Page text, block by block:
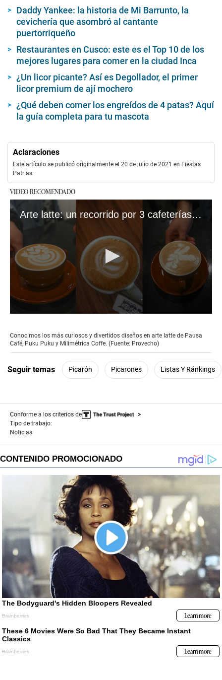
Daddy Yankee: la historia de Mi Barrunto, la
cevichería que asombró al cantante
puertorriqueño
Restaurantes en Cusco: este es el Top 10 de los
mejores lugares para comer en la ciudad Inca
¿Un licor picante? Así es Degollador, el primer
licor premium de ají mochero
¿Qué deben comer los engreídos de 4 patas? Aquí
la guía completa para tu mascota
Aclaraciones
Este artículo se publicó originalmente el 20 de julio de 2021 en Fiestas
Patrias.
VIDEO RECOMENDADO
Arte latte: un recorrido por 3 cafeterías de especialidad en Miraflores (Fuente: Provecho)
of
5
minutes,
seconds
Conocimos los más curiosos y divertidos diseños en arte latte de Pausa
Café, Puku Puku y Milimétrica Coffe. (Fuente: Provecho)
Seguir temas Picarón Picarones Listas Y Ránkings
Conforme a los criterios de
Tipo de trabajo:
Noticias